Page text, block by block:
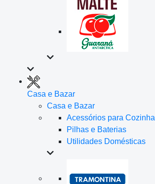
Casa e Bazar
Casa e Bazar
Acessórios para Cozinha
Pilhas e Baterias
Utilidades Domésticas